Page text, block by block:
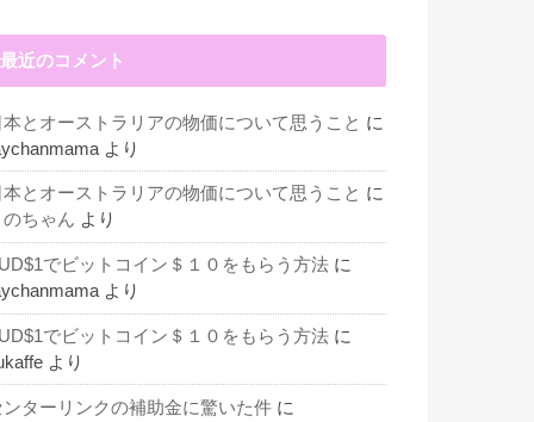
最近のコメント
本とオーストラリアの物価について思うこと に
より
本とオーストラリアの物価について思うこと に
のちゃん より
でビットコイン＄１０をもらう方法 に
より
でビットコイン＄１０をもらう方法 に
より
ンターリンクの補助金に驚いた件 に